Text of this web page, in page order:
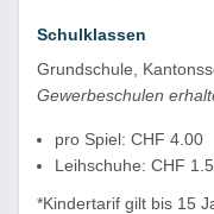
Schulklassen
Grundschule,
Gewerbeschulen
pro Spiel: CHF 4.00
Leihschuhe: CHF
*Kindertarif gilt bis 15